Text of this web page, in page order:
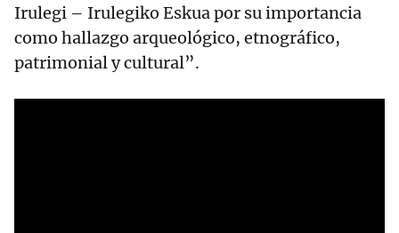
Irulegi – Irulegiko Eskua por su importancia
como hallazgo arqueológico, etnográfico,
patrimonial y cultural”.